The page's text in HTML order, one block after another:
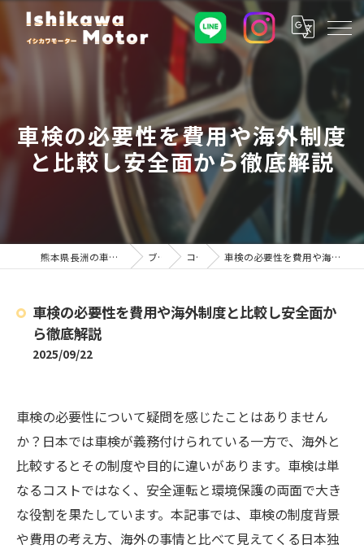
車検の必要性を費用や海外制度
と比較し安全面から徹底解説
熊本県長洲の車屋ならイシカワモーター ブログ コラム 車検の必要性を費用や海外制度と比較し安全面から徹底解説
車検の必要性を費用や海外制度と比較し安全面か
ら徹底解説
2025/09/22
車検の必要性について疑問を感じたことはありません
か？日本では車検が義務付けられている一方で、海外と
比較するとその制度や目的に違いがあります。車検は単
なるコストではなく、安全運転と環境保護の両面で大き
な役割を果たしています。本記事では、車検の制度背景
や費用の考え方、海外の事情と比べて見えてくる日本独